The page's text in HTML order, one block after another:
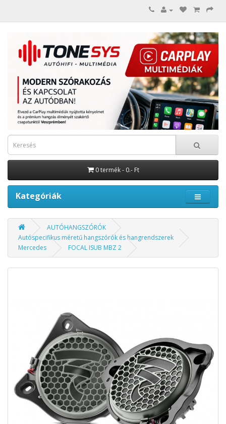
0 termék - 0.- Ft
Kategóriák
AUTÓHANGSZÓRÓK
Autóspecifikus méretű hangszórók és hangrendszerek
Mercedes
FOCAL ISUB MBZ 2